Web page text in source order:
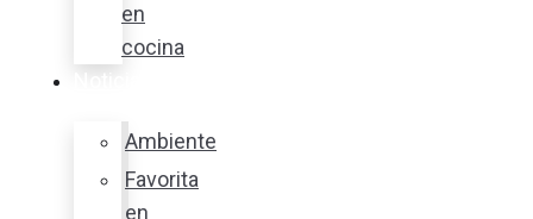
en
cocina
Ambiente
Favorita
en